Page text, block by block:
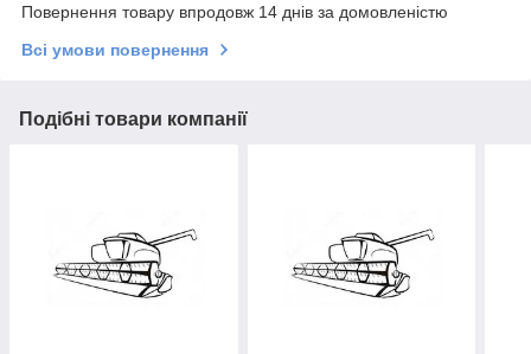
Повернення товару впродовж 14 днів за домовленістю
Всі умови повернення
Подібні товари компанії